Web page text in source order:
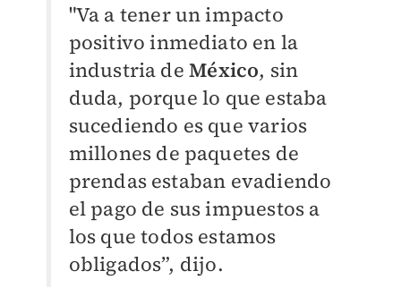
"Va a tener un impacto
positivo inmediato en la
industria deMéxico, sin
duda, porque lo que estaba
sucediendo es que varios
millones de paquetes de
prendas estaban evadiendo
el pago de sus impuestos a
los que todos estamos
obligados”, dijo.